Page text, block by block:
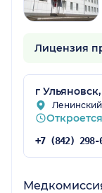
Лицензия
г